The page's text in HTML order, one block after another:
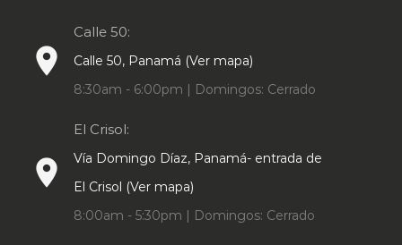
place
Calle 50:
Calle 50, Panamá (Ver mapa)
8:30am - 6:00pm | Domingos: Cerrado
place
El Crisol:
Vía Domingo Díaz, Panamá- entrada de
El Crisol (Ver mapa)
8:00am - 5:30pm | Domingos: Cerrado